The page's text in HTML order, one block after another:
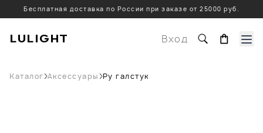
Бесплатная доставка по России при заказе от 25000 руб.
LULIGHT Вход
Каталог Аксессуары Ру галстук